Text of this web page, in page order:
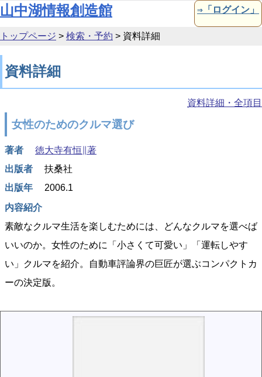
本文へ移動
山中湖情報創造館 ⇒「ログイン」
トップページ > 検索・予約 > 資料詳細
資料詳細
資料詳細・全項目
女性のためのクルマ選び
著者
徳大寺有恒∥著
出版者
扶桑社
出版年
2006.1
内容紹介
素敵なクルマ生活を楽しむためには、どんなクルマを選べば
いいのか。女性のために「小さくて可愛い」「運転しやす
い」クルマを紹介。自動車評論界の巨匠が選ぶコンパクトカ
ーの決定版。